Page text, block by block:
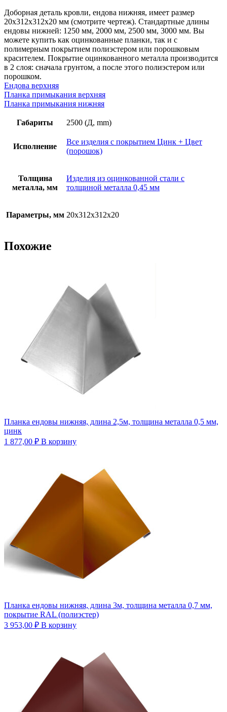
толщина
металла
0,45
мм,
покрытие
RAL
(порошок)
Доборная деталь кровли, ендова нижняя, имеет размер
20х312х312х20 мм (смотрите чертеж). Стандартные длины
ендовы нижней: 1250 мм, 2000 мм, 2500 мм, 3000 мм. Вы
можете купить как оцинкованные планки, так и с
полимерным покрытием полиэстером или порошковым
красителем. Покрытие оцинкованного металла производится
в 2 слоя: сначала грунтом, а после этого полиэстером или
порошком.
Ендова верхняя
Планка примыкания верхняя
Планка примыкания нижняя
Габариты 2500 (Д, mm)
Исполнение
Все изделия с покрытием Цинк + Цвет
(порошок)
Толщина
металла, мм
Изделия из оцинкованной стали с
толщиной металла 0,45 мм
Параметры, мм 20х312х312х20
Похожие
Планка ендовы нижняя, длина 2,5м, толщина металла 0,5 мм,
цинк
1 877,00 ₽ В корзину
Планка ендовы нижняя, длина 3м, толщина металла 0,7 мм,
покрытие RAL (полиэстер)
3 953,00 ₽ В корзину